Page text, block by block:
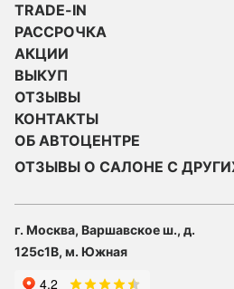
TRADE-IN
РАССРОЧКА
АКЦИИ
ВЫКУП
ОТЗЫВЫ
КОНТАКТЫ
ОБ АВТОЦЕНТРЕ
ОТЗЫВЫ О САЛОНЕ С
г. Москва, Варшавское ш., д.
125с1В, м. Южная